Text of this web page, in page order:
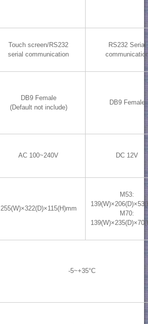
Touch screen/RS232
serial communication
RS232 Serial
DB9 Female
(Default not include)
DB9 Female
AC 100~240V DC 12V
255(W)×322(D)×115(H)mm
M53:
M70:
-5~+35°C